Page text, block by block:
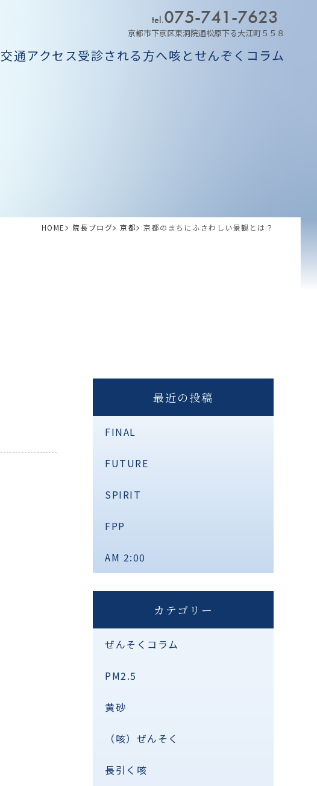
tel.075-741-7623
京都市下京区東洞院通松原下る大江町５５８
交通アクセス受診される方へ咳とせんぞくコラム
HOME 院長ブログ 京都 京都のまちにふさわしい景観とは？
最近の投稿
FINAL
FUTURE
SPIRIT
FPP
AM 2:00
カテゴリー
ぜんそくコラム
PM2.5
黄砂
（咳）ぜんそく
長引く咳